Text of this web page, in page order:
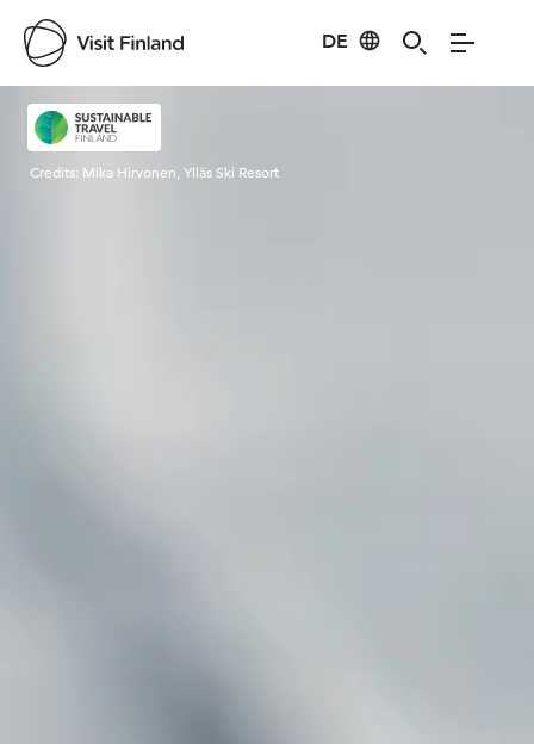
DE
Visit Finland
Credits: Mika Hirvonen, Ylläs Ski Resort